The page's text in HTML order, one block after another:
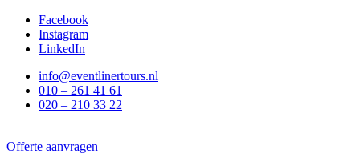
naar
Facebook
Instagram
LinkedIn
info@eventlinertours.nl
010 – 261 41 61
020 – 210 33 22
Offerte aanvragen